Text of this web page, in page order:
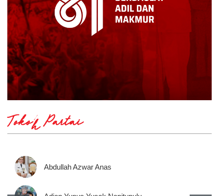
Tokoh Partai
Abdullah Azwar Anas